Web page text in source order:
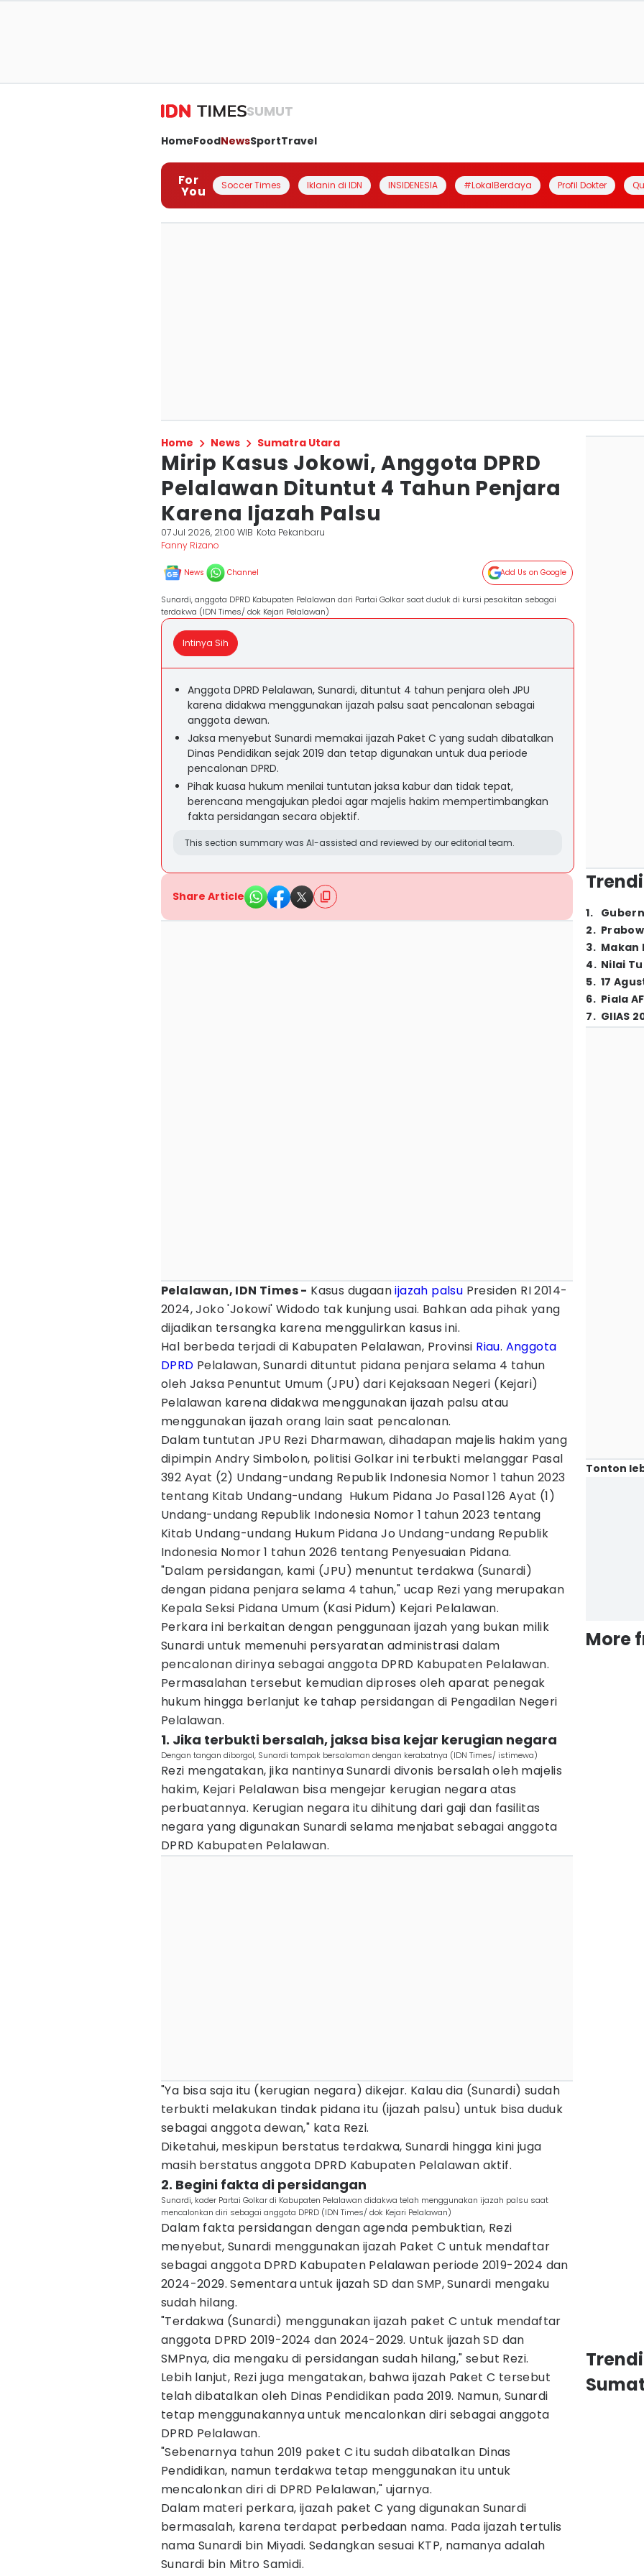
SUMUT
HomeFoodNewsSportTravel
For
You Soccer Times Iklanin di IDN INSIDENESIA #LokalBerdaya Profil Dokter
Home News Sumatra Utara
Mirip Kasus Jokowi, Anggota DPRD
Pelalawan Dituntut 4 Tahun Penjara
Karena Ijazah Palsu
07 Jul 2026, 21:00 WIB Kota Pekanbaru
Fanny Rizano
News Channel Add Us on Google
Sunardi, anggota DPRD Kabupaten Pelalawan dari Partai Golkar saat duduk di kursi pesakitan sebagai
terdakwa (IDN Times/ dok Kejari Pelalawan)
Intinya Sih
Anggota DPRD Pelalawan, Sunardi, dituntut 4 tahun penjara oleh JPU
karena didakwa menggunakan ijazah palsu saat pencalonan sebagai
anggota dewan.
Jaksa menyebut Sunardi memakai ijazah Paket C yang sudah dibatalkan
Dinas Pendidikan sejak 2019 dan tetap digunakan untuk dua periode
pencalonan DPRD.
Pihak kuasa hukum menilai tuntutan jaksa kabur dan tidak tepat,
berencana mengajukan pledoi agar majelis hakim mempertimbangkan
fakta persidangan secara objektif.
This section summary was AI-assisted and reviewed by our editorial team.
Share Article
Pelalawan, IDN Times - Kasus dugaanijazah palsu Presiden RI 2014-
2024, Joko 'Jokowi' Widodo tak kunjung usai. Bahkan ada pihak yang
dijadikan tersangka karena menggulirkan kasus ini.
Hal berbeda terjadi di Kabupaten Pelalawan, Provinsi Riau. Anggota
DPRD Pelalawan, Sunardi dituntut pidana penjara selama 4 tahun
oleh Jaksa Penuntut Umum (JPU) dari Kejaksaan Negeri (Kejari)
Pelalawan karena didakwa menggunakan ijazah palsu atau
menggunakan ijazah orang lain saat pencalonan.
Dalam tuntutan JPU Rezi Dharmawan, dihadapan majelis hakim yang
dipimpin Andry Simbolon, politisi Golkar ini terbukti melanggar Pasal
392 Ayat (2) Undang-undang Republik Indonesia Nomor 1 tahun 2023
tentang Kitab Undang-undang Hukum Pidana Jo Pasal 126 Ayat (1)
Undang-undang Republik Indonesia Nomor 1 tahun 2023 tentang
Kitab Undang-undang Hukum Pidana Jo Undang-undang Republik
Indonesia Nomor 1 tahun 2026 tentang Penyesuaian Pidana.
"Dalam persidangan, kami (JPU) menuntut terdakwa (Sunardi)
dengan pidana penjara selama 4 tahun," ucap Rezi yang merupakan
Kepala Seksi Pidana Umum (Kasi Pidum) Kejari Pelalawan.
Perkara ini berkaitan dengan penggunaan ijazah yang bukan milik
Sunardi untuk memenuhi persyaratan administrasi dalam
pencalonan dirinya sebagai anggota DPRD Kabupaten Pelalawan.
Permasalahan tersebut kemudian diproses oleh aparat penegak
hukum hingga berlanjut ke tahap persidangan di Pengadilan Negeri
Pelalawan.
1. Jika terbukti bersalah, jaksa bisa kejar kerugian negara
Dengan tangan diborgol, Sunardi tampak bersalaman dengan kerabatnya (IDN Times/ istimewa)
Rezi mengatakan, jika nantinya Sunardi divonis bersalah oleh majelis
hakim, Kejari Pelalawan bisa mengejar kerugian negara atas
perbuatannya. Kerugian negara itu dihitung dari gaji dan fasilitas
negara yang digunakan Sunardi selama menjabat sebagai anggota
DPRD Kabupaten Pelalawan.
"Ya bisa saja itu (kerugian negara) dikejar. Kalau dia (Sunardi) sudah
terbukti melakukan tindak pidana itu (ijazah palsu) untuk bisa duduk
sebagai anggota dewan," kata Rezi.
Diketahui, meskipun berstatus terdakwa, Sunardi hingga kini juga
masih berstatus anggota DPRD Kabupaten Pelalawan aktif.
2. Begini fakta di persidangan
Sunardi, kader Partai Golkar di Kabupaten Pelalawan didakwa telah menggunakan ijazah palsu saat
mencalonkan diri sebagai anggota DPRD (IDN Times/ dok Kejari Pelalawan)
Dalam fakta persidangan dengan agenda pembuktian, Rezi
menyebut, Sunardi menggunakan ijazah Paket C untuk mendaftar
sebagai anggota DPRD Kabupaten Pelalawan periode 2019-2024 dan
2024-2029. Sementara untuk ijazah SD dan SMP, Sunardi mengaku
sudah hilang.
"Terdakwa (Sunardi) menggunakan ijazah paket C untuk mendaftar
anggota DPRD 2019-2024 dan 2024-2029. Untuk ijazah SD dan
SMPnya, dia mengaku di persidangan sudah hilang," sebut Rezi.
Lebih lanjut, Rezi juga mengatakan, bahwa ijazah Paket C tersebut
telah dibatalkan oleh Dinas Pendidikan pada 2019. Namun, Sunardi
tetap menggunakannya untuk mencalonkan diri sebagai anggota
DPRD Pelalawan.
"Sebenarnya tahun 2019 paket C itu sudah dibatalkan Dinas
Pendidikan, namun terdakwa tetap menggunakan itu untuk
mencalonkan diri di DPRD Pelalawan," ujarnya.
Dalam materi perkara, ijazah paket C yang digunakan Sunardi
bermasalah, karena terdapat perbedaan nama. Pada ijazah tertulis
nama Sunardi bin Miyadi. Sedangkan sesuai KTP, namanya adalah
Sunardi bin Mitro Samidi.
1.
2.
3. Makan
4. Nilai
5. 17
6. Piala
7. GIIAS
Tonton
More